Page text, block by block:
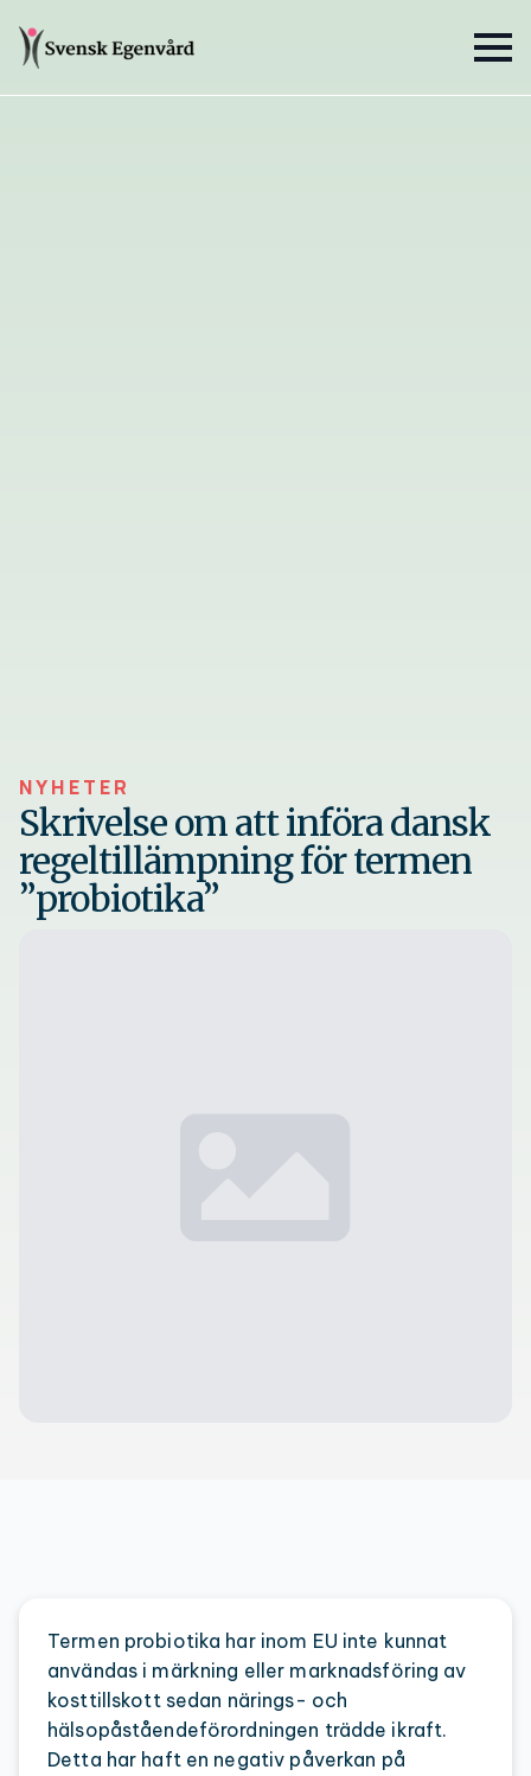
NYHETER
Skrivelse om att införa dansk
regeltillämpning för termen
”probiotika”
Termen probiotika har inom EU inte kunnat
användas i märkning eller marknadsföring av
kosttillskott sedan närings- och
hälsopåståendeförordningen trädde ikraft.
Detta har haft en negativ påverkan på